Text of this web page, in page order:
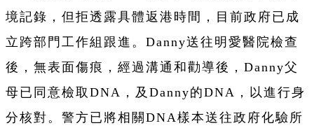
境記錄，但拒透露具體返港時間，目前政府已成
立跨部門工作組跟進。Danny送往明愛醫院檢查
後，無表面傷痕，經過溝通和勸導後，Danny父
母已同意檢取DNA，及Danny的DNA，以進行身
分核對。警方已將相關DNA樣本送往政府化驗所